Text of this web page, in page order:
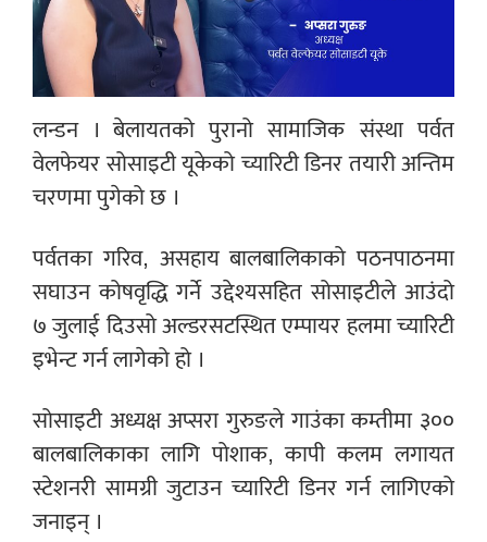
लन्डन । बेलायतको पुरानो सामाजिक संस्था पर्वत
वेलफेयर सोसाइटी यूकेको च्यारिटी डिनर तयारी अन्तिम
चरणमा पुगेको छ ।
पर्वतका गरिव, असहाय बालबालिकाको पठनपाठनमा
सघाउन कोषवृद्धि गर्ने उद्देश्यसहित सोसाइटीले आउंदो
७ जुलाई दिउसो अल्डरसटस्थित एम्पायर हलमा च्यारिटी
इभेन्ट गर्न लागेको हो ।
सोसाइटी अध्यक्ष अप्सरा गुरुङले गाउंका कम्तीमा ३००
बालबालिकाका लागि पोशाक, कापी कलम लगायत
स्टेशनरी सामग्री जुटाउन च्यारिटी डिनर गर्न लागिएको
जनाइन् ।